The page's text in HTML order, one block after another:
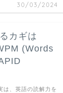
30/03/2024
カギは
(Words
は、英語の読解力を